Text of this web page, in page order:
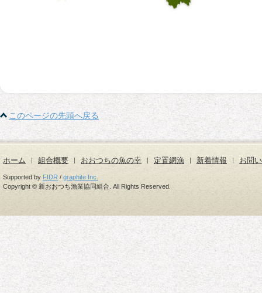
このページの先頭へ戻る
ホーム 組合概要 おおつちの魚の幸 定置網漁 新着情報 お問
Supported by FIDR / graphite Inc.
Copyright © 新おおつち漁業協同組合. All Rights Reserved.